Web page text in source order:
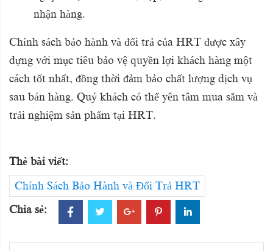
nhận hàng.
Chính sách bảo hành và đổi trả của HRT được xây
dựng với mục tiêu bảo vệ quyền lợi khách hàng một
cách tốt nhất, đồng thời đảm bảo chất lượng dịch vụ
sau bán hàng. Quý khách có thể yên tâm mua sắm và
trải nghiệm sản phẩm tại HRT.
Thẻ bài viết:
Chính Sách Bảo Hành và Đổi Trả HRT
Chia sẻ: